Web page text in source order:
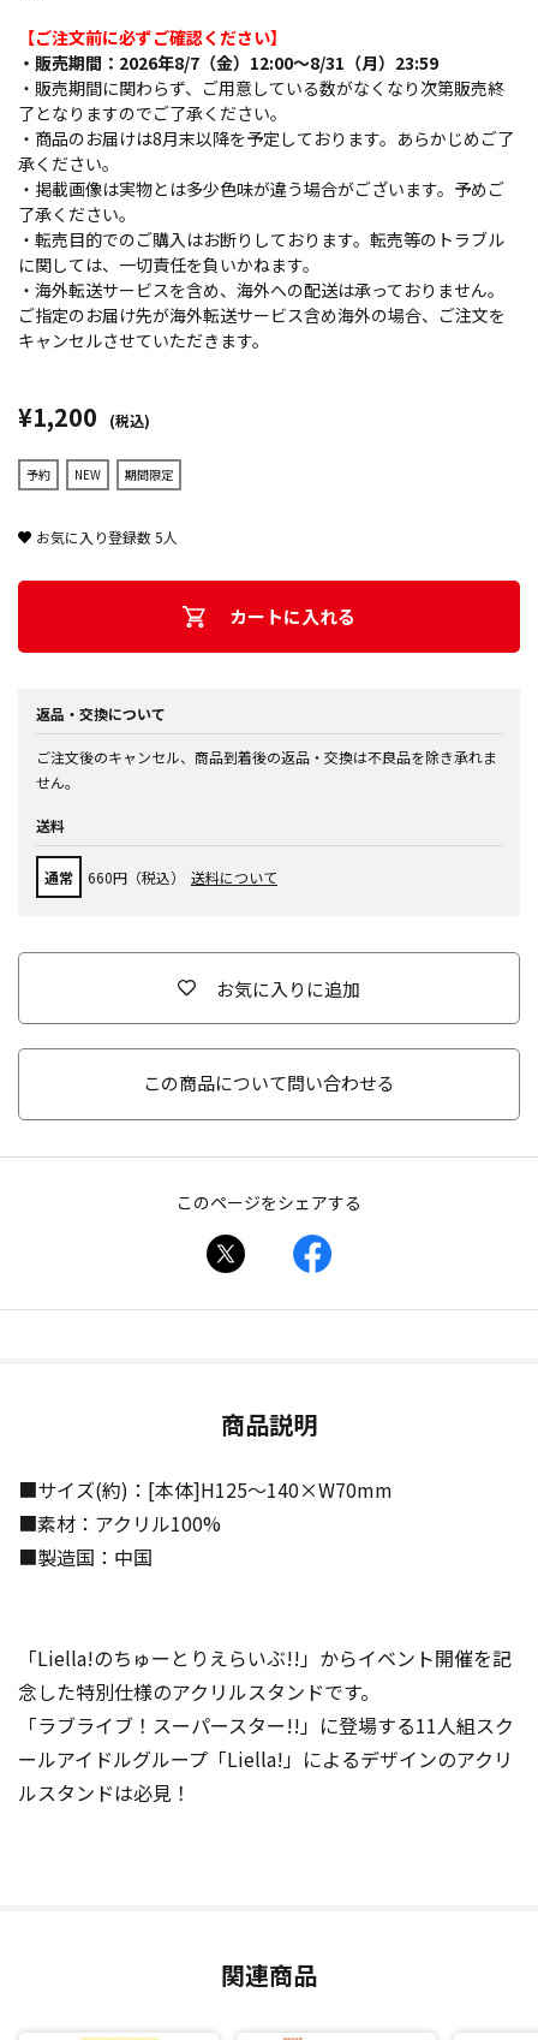
【ご注文前に必ずご確認ください】
・販売期間：2026年8/7（金）12:00～8/31（月）23:59
・販売期間に関わらず、ご用意している数がなくなり次第販売終
了となりますのでご了承ください。
・商品のお届けは8月末以降を予定しております。あらかじめご了
承ください。
・掲載画像は実物とは多少色味が違う場合がございます。予めご
了承ください。
・転売目的でのご購入はお断りしております。転売等のトラブル
に関しては、一切責任を負いかねます。
・海外転送サービスを含め、海外への配送は承っておりません。
ご指定のお届け先が海外転送サービス含め海外の場合、ご注文を
キャンセルさせていただきます。
¥1,200 (税込)
予約 NEW 期間限定
お気に入り登録数5人
カートに入れる
返品・交換について
ご注文後のキャンセル、商品到着後の返品・交換は不良品を除き承れま
せん。
送料
通常 660円（税込） 送料について
お気に入りに追加
この商品について問い合わせる
このページをシェアする
商品説明
■サイズ(約)：[本体]H125〜140×W70mm
■素材：アクリル100%
■製造国：中国
「Liella!のちゅーとりえらいぶ!!」からイベント開催を記
念した特別仕様のアクリルスタンドです。
「ラブライブ！スーパースター!!」に登場する11人組スク
ールアイドルグループ「Liella!」によるデザインのアクリ
ルスタンドは必見！
関連商品